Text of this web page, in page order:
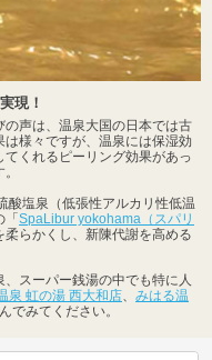
現！
の声は、温泉大国の日本では古
様々ですが、温泉には保湿効
くれるピーリング効果があっ
酸塩泉（低張性アルカリ性低温
「SpaLibur yokohama（スパリ
柔らかくし、新陳代謝を高める
スーパー銭湯の中でも特に人
泉 虹の湯 西大和店
みはる温
でみてください。